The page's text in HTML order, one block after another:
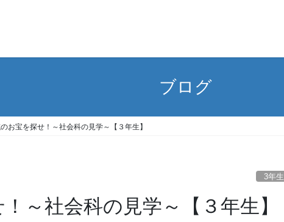
ブログ
お宝を探せ！～社会科の見学～【３年生】
3年生
～社会科の見学～【３年生】